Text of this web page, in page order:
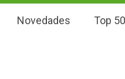
Novedades Top 50